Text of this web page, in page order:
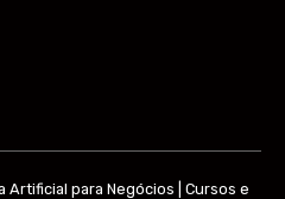
para Negócios | Cursos e